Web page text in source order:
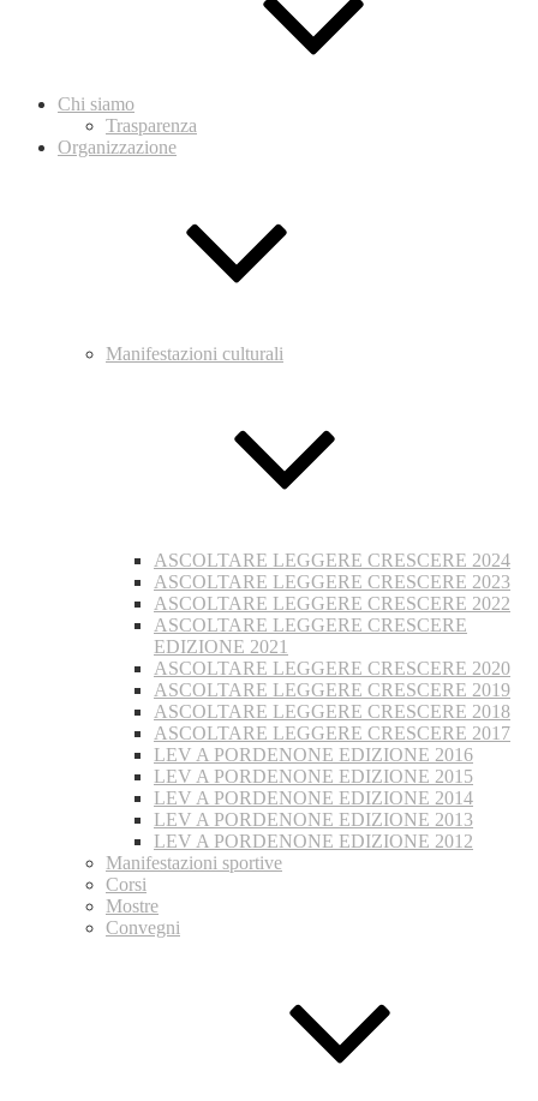
Chi siamo
Trasparenza
Organizzazione
Manifestazioni culturali
ASCOLTARE LEGGERE CRESCERE 2024
ASCOLTARE LEGGERE CRESCERE 2023
ASCOLTARE LEGGERE CRESCERE 2022
ASCOLTARE LEGGERE CRESCERE
EDIZIONE 2021
ASCOLTARE LEGGERE CRESCERE 2020
ASCOLTARE LEGGERE CRESCERE 2019
ASCOLTARE LEGGERE CRESCERE 2018
ASCOLTARE LEGGERE CRESCERE 2017
LEV A PORDENONE EDIZIONE 2016
LEV A PORDENONE EDIZIONE 2015
LEV A PORDENONE EDIZIONE 2014
LEV A PORDENONE EDIZIONE 2013
LEV A PORDENONE EDIZIONE 2012
Manifestazioni sportive
Corsi
Mostre
Convegni